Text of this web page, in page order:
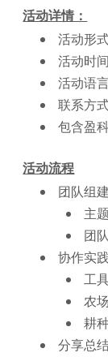
活动详情：
活动形
活动时
活动语
联系方
包含盈
活动流程
团队组
主
团
协作实
工
农
耕
分享总